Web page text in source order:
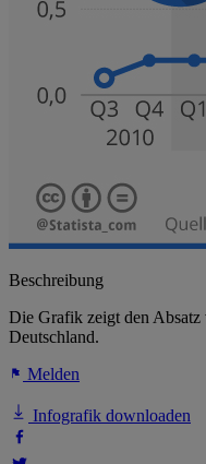
Beschreibung
Die Grafik zeigt den
Deutschland.
Melden
Infografik downloaden